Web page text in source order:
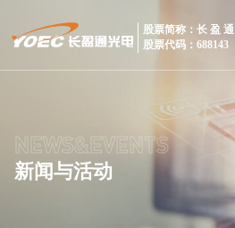
股票简称：长 盈 通
股票代码：688143
NEWS&EVENTS
新闻与活动